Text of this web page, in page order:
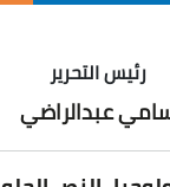
رئيس التحرير
عبدالراضي